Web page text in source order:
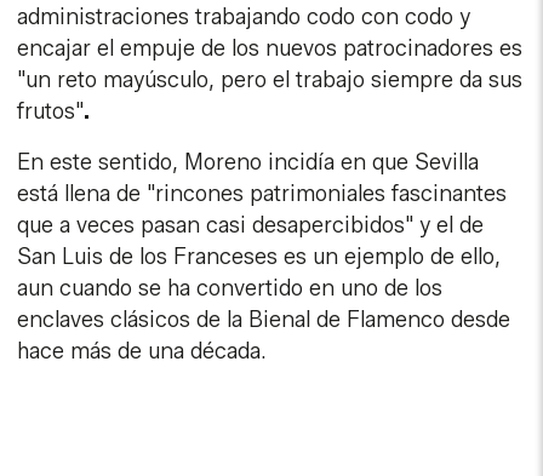
administraciones trabajando codo con codo y
encajar el empuje de los nuevos patrocinadores es
"un reto mayúsculo, pero el trabajo siempre da sus
frutos".
En este sentido, Moreno incidía en que Sevilla
está llena de "rincones patrimoniales fascinantes
que a veces pasan casi desapercibidos" y el de
San Luis de los Franceses es un ejemplo de ello,
aun cuando se ha convertido en uno de los
enclaves clásicos de la Bienal de Flamenco desde
hace más de una década.